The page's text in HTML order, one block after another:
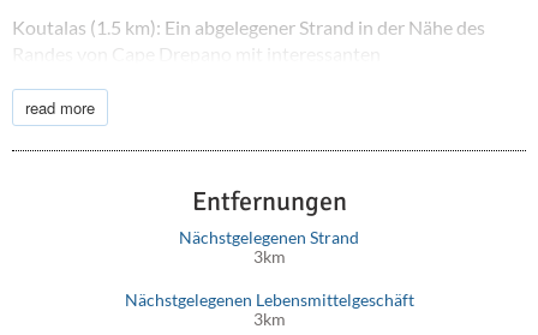
Koutalas (1.5 km): Ein abgelegener Strand in der Nähe des
Randes von Cape Drepano mit interessanten
sicher, dass Sie Bestimmungen haben, da der Strand nicht
organisiert ist. Um hier zu kommen folgen Sie der Straße im
Norden des Dorfes Kokkino Chorio bis zu Drepano Kap und
folgen Sie dann der Straße nach Faros. Nach ca. 700 m sehen
Sie das Schild nach Koutalas. Von dort führt ein Feldweg direkt
read more
Entfernungen
Nächstgelegenen Strand
3km
Nächstgelegenen Lebensmittelgeschäft
3km